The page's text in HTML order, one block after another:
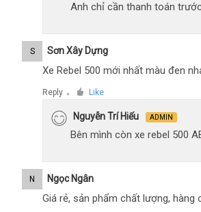
Anh chỉ cần thanh toán
S Sơn Xây Dựng
Xe Rebel 500 mới nhất màu đen
Reply ● Like
Nguyễn Trí Hiếu ADMIN
Bên mình còn xe rebel 500
N Ngọc Ngân
Giá rẻ, sản phẩm chất lượng, hàng